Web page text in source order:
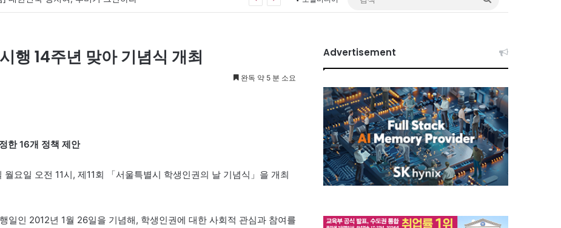
행 14주년 맞아 기념식 개최
완독 약 5 분 소요
한 16개 정책 제안
요일 오전 11시, 제11회 「서울특별시 학생인권의 날 기념식」을 개최
일인 2012년 1월 26일을 기념해, 학생인권에 대한 사회적 관심과 참여를
Advertisement